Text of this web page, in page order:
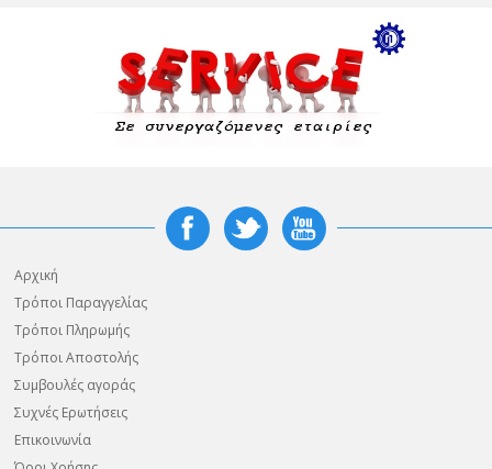
Αρχική
Τρόποι Παραγγελίας
Τρόποι Πληρωμής
Τρόποι Αποστολής
Συμβουλές αγοράς
Συχνές Ερωτήσεις
Επικοινωνία